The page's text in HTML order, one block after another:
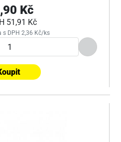
Kč
51,91 Kč
s DPH 2,36 Kč/ks